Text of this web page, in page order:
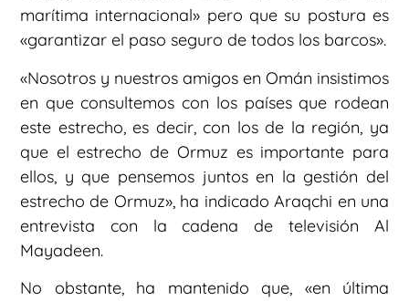
marítima internacional» pero que su postura es
«garantizar el paso seguro de todos los barcos».
«Nosotros y nuestros amigos en Omán insistimos
en que consultemos con los países que rodean
este estrecho, es decir, con los de la región, ya
que el estrecho de Ormuz es importante para
ellos, y que pensemos juntos en la gestión del
estrecho de Ormuz», ha indicado Araqchi en una
entrevista con la cadena de televisión Al
Mayadeen.
No obstante, ha mantenido que, «en última